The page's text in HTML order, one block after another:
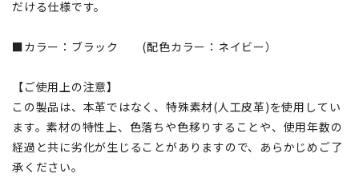
だける仕様です。
■カラー：ブラック (配色カラー：ネイビー）
【ご使用上の注意】
この製品は、本革ではなく、特殊素材(人工皮革)を使用してい
ます。素材の特性上、色落ちや色移りすることや、使用年数の
経過と共に劣化が生じることがありますので、あらかじめご了
承ください。